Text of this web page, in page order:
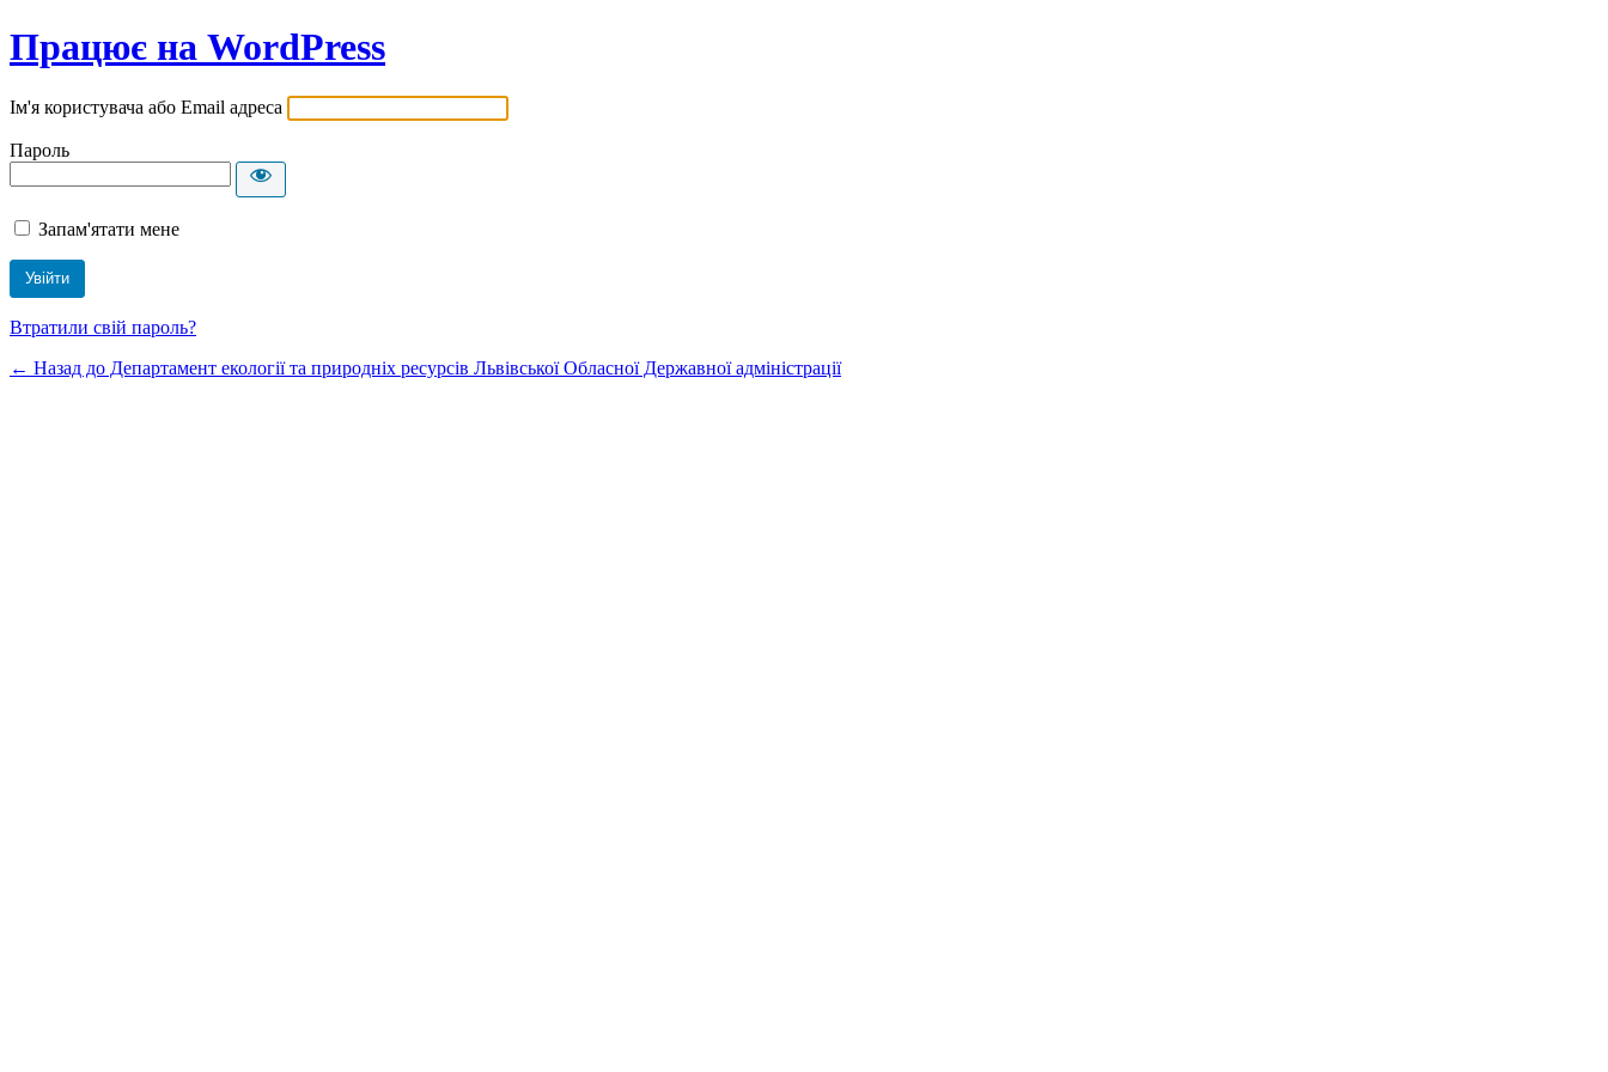
Працює на WordPress
Ім'я користувача або Email адреса
Пароль
Запам'ятати мене
Втратили свій пароль?
← Назад до Департамент екології та природніх ресурсів Львівської Обласної Державної адміністрації